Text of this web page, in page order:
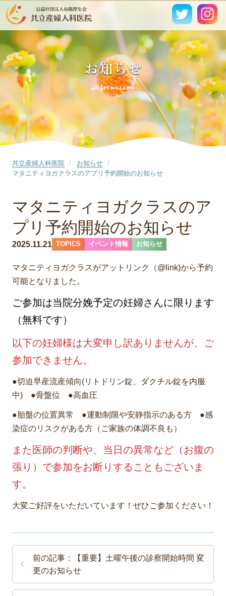
お知らせ
information
共立産婦人科医院
お知らせ
マタニティヨガクラスのアプリ予約開始のお知らせ
マタニティヨガクラスのア
プリ予約開始のお知らせ
2025.11.21 TOPICS イベント情報 お知らせ
マタニティヨガクラスがアットリンク（@link)から予約
可能となりました。
ご参加は当院分娩予定の妊婦さんに限ります
（無料です）
以下の妊婦様は大変申し訳ありませんが、ご
参加できません。
●切迫早産流産傾向(リトドリン錠、ダクチル錠を内服
中) ●骨盤位 ●高血圧
●胎盤の位置異常 ●運動制限や安静指示のある方 ●感
染症のリスクがある方（ご家族の体調不良も）
また医師の判断や、当日の異常など（お腹の
張り）で参加をお断りすることもございま
す。
大変ご好評をいただいています！ぜひご参加ください！
前の記事：【重要】土曜午後の診察開始時間 変
更のお知らせ